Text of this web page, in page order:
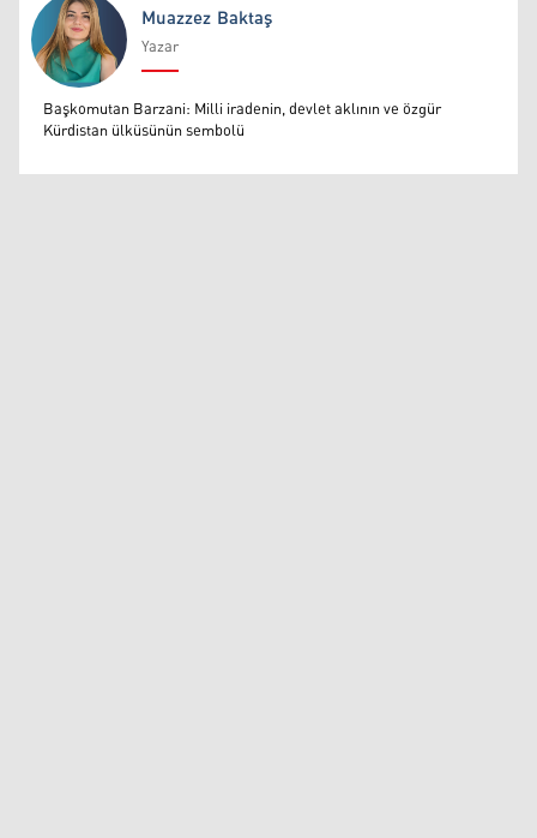
Muazzez Baktaş
Muazzez Baktaş
Yazar
Başkomutan Barzani: Milli iradenin, devlet aklının ve özgür
Kürdistan ülküsünün sembolü